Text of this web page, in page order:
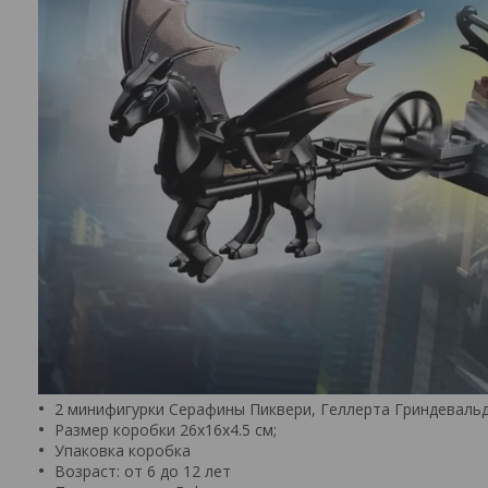
2 минифигурки Серафины Пиквери, Геллерта
Размер коробки 26х16х4.5 см;
Упаковка коробка
Возраст: от 6 до 12 лет